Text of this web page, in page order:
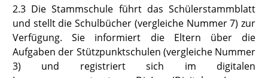
2.3 Die Stammschule führt das Schülerstammblatt
und stellt die Schulbücher (vergleiche Nummer 7) zur
Verfügung. Sie informiert die Eltern über die
Aufgaben der Stützpunktschulen (vergleiche Nummer
3) und registriert sich im digitalen